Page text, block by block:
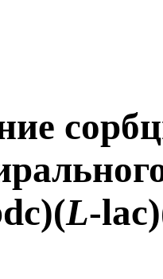
L-